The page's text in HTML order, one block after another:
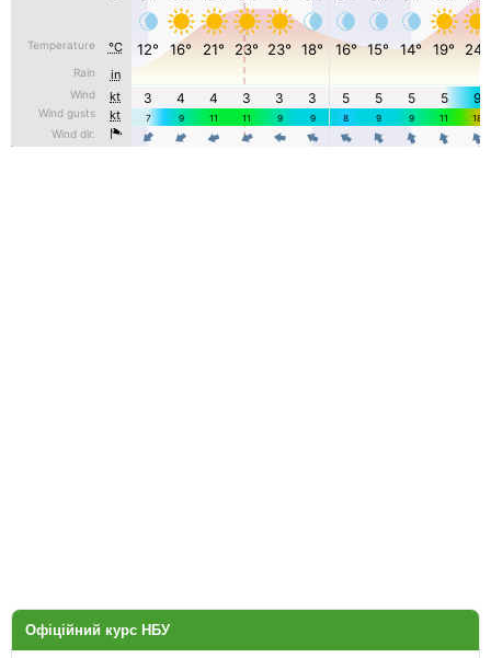
Офіційний курс НБУ